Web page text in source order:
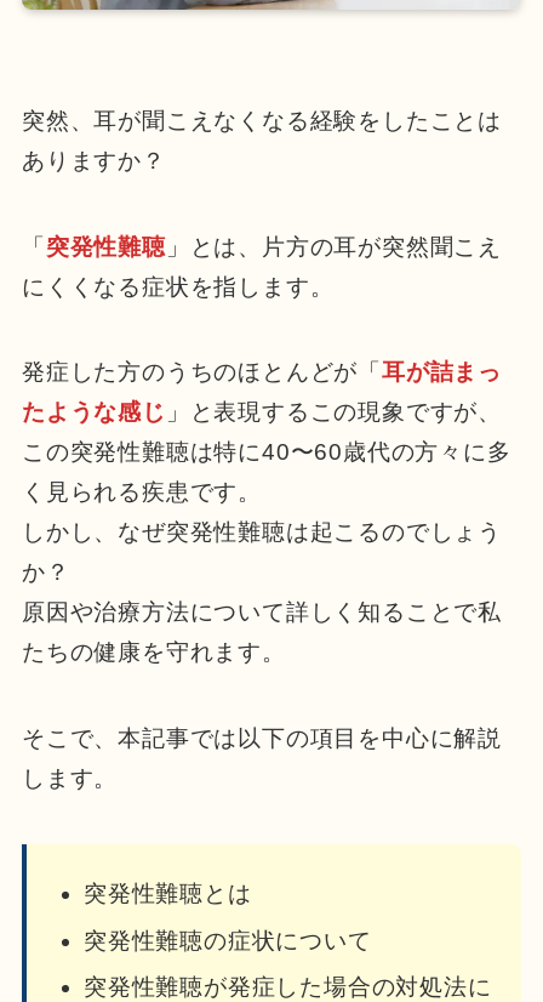
突然、耳が聞こえなくなる経験をしたことは
ありますか？
「突発性難聴」とは、片方の耳が突然聞こえ
にくくなる症状を指します。
発症した方のうちのほとんどが「耳が詰まっ
たような感じ 」と表現するこの現象ですが、
この突発性難聴は特に40〜60歳代の方々に多
く見られる疾患です。
しかし、なぜ突発性難聴は起こるのでしょう
か？
原因や治療方法について詳しく知ることで私
たちの健康を守れます。
そこで、本記事では以下の項目を中心に解説
します。
突発性難聴とは
突発性難聴の症状について
突発性難聴が発症した場合の対処法に